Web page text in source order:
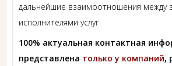
дальнейшие взаимоотношения между
исполнителями услуг.
100% актуальная контактная
представлена только у компаний,